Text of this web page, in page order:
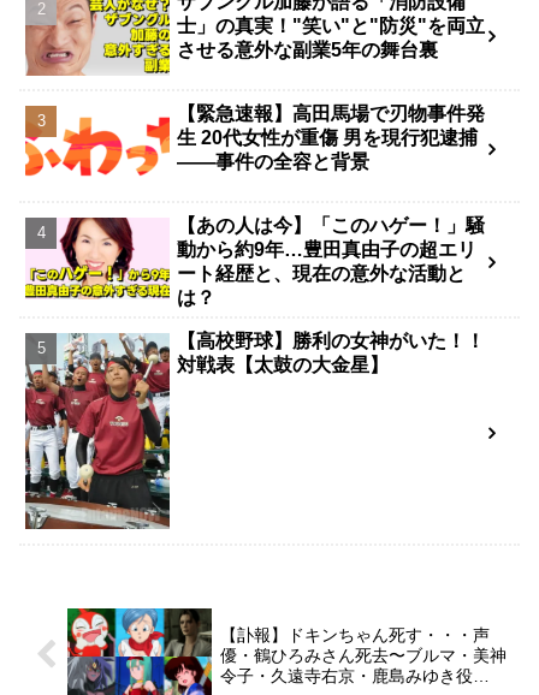
士」の真実！"笑い"と"防災"を両立
させる意外な副業5年の舞台裏
【緊急速報】高田馬場で刃物事件発
生 20代女性が重傷 男を現行犯逮捕
――事件の全容と背景
【あの人は今】「このハゲー！」騒
動から約9年…豊田真由子の超エリ
ート経歴と、現在の意外な活動と
は？
【高校野球】勝利の女神がいた！！
対戦表【太鼓の大金星】
【訃報】ドキンちゃん死す・・・声
優・鶴ひろみさん死去〜ブルマ・美神
令子・久遠寺右京・鹿島みゆき役